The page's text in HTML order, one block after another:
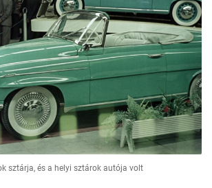
sztárja, és a helyi sztárok autója volt